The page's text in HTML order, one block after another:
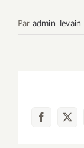
Par admin_levain
Facebook
X